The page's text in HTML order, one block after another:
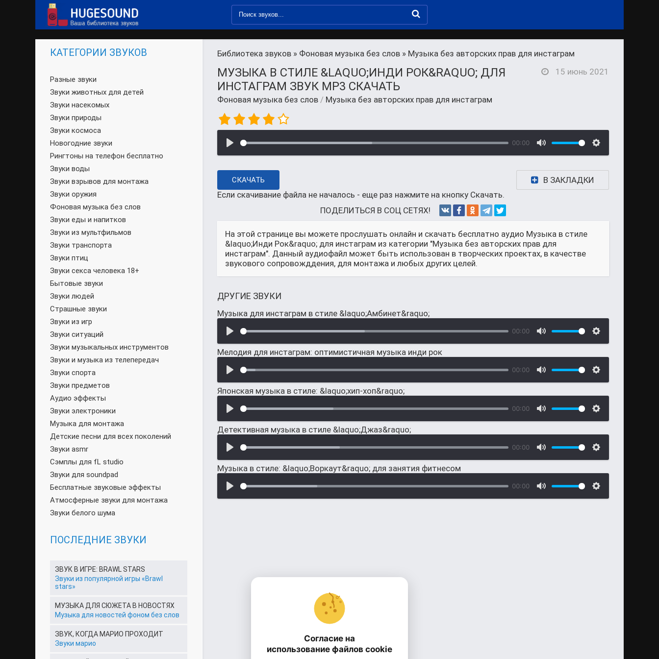
Библиотека звуков » Фоновая музыка без слов » Музыка без авторских прав для инстаграм
МУЗЫКА В СТИЛЕ &LAQUO;ИНДИ РОК&RAQUO; ДЛЯ
ИНСТАГРАМ ЗВУК MP3 СКАЧАТЬ
Фоновая музыка без слов / Музыка без авторских прав для инстаграм
15 июнь 2021
00:00
СКАЧАТЬ
В ЗАКЛАДКИ
Если скачивание файла не началось - еще раз нажмите на кнопку Скачать.
ПОДЕЛИТЬСЯ В СОЦ СЕТЯХ!
На этой странице вы можете прослушать онлайн и скачать бесплатно аудио Музыка в стиле
&laquo;Инди Рок&raquo; для инстаграм из категории "Музыка без авторских прав для
инстаграм". Данный аудиофайл может быть использован в творческих проектах, в качестве
звукового сопровожддения, для монтажа и любых других целей.
ДРУГИЕ ЗВУКИ
Музыка для инстаграм в стиле &laquo;Амбинет&raquo;
00:00
Мелодия для инстаграм: оптимистичная музыка инди рок
00:00
Японская музыка в стиле: &laquo;хип-хоп&raquo;
00:00
Детективная музыка в стиле &laquo;Джаз&raquo;
00:00
Музыка в стиле: &laquo;Воркаут&raquo; для занятия фитнесом
00:00
КАТЕГОРИИ ЗВУКОВ
Разные звуки
Звуки животных для детей
Звуки насекомых
Звуки природы
Звуки космоса
Новогодние звуки
Рингтоны на телефон бесплатно
Звуки воды
Звуки взрывов для монтажа
Звуки оружия
Фоновая музыка без слов
Звуки еды и напитков
Звуки из мультфильмов
Звуки транспорта
Звуки птиц
Звуки секса человека 18+
Бытовые звуки
Звуки людей
Страшные звуки
Звуки из игр
Звуки ситуаций
Звуки музыкальных инструментов
Звуки и музыка из телепередач
Звуки спорта
Звуки предметов
Аудио эффекты
Звуки электроники
Музыка для монтажа
Детские песни для всех поколений
Звуки asmr
Сэмплы для fL studio
Звуки для soundpad
Бесплатные звуковые эффекты
Атмосферные звуки для монтажа
Звуки белого шума
ПОСЛЕДНИЕ ЗВУКИ
ЗВУК В ИГРЕ: BRAWL STARS
Звуки из популярной игры «Brawl
stars»
МУЗЫКА ДЛЯ СЮЖЕТА В НОВОСТЯХ
Музыка для новостей фоном без слов
ЗВУК, КОГДА МАРИО ПРОХОДИТ
Звуки марио
Согласие на
использование файлов cookie